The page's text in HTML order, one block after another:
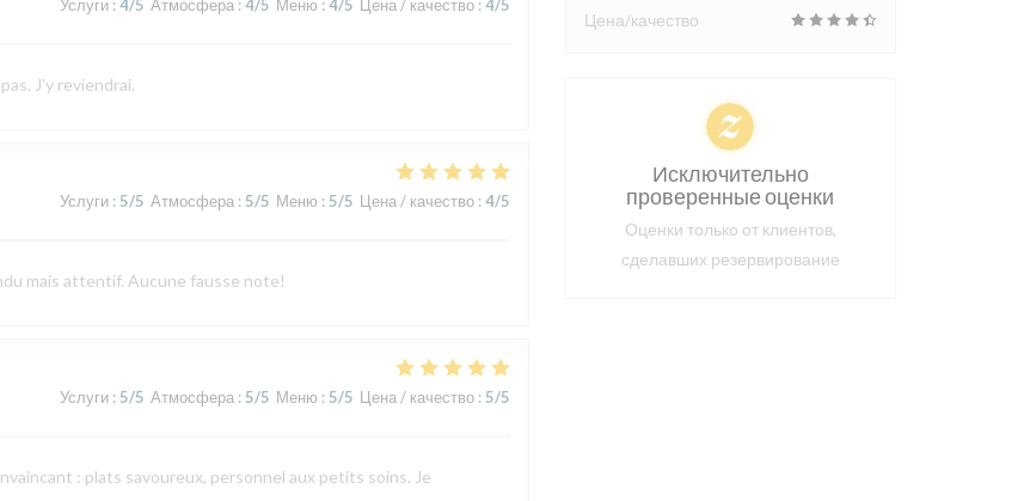
Услуги: 4/5 Атмосфера : 4/5 Меню : 4/5 Цена / качество: 4/5
J'y reviendrai.
Услуги: 5/5 Атмосфера : 5/5 Меню : 5/5 Цена / качество: 4/5
mais attentif. Aucune fausse note!
Услуги: 5/5 Атмосфера : 5/5 Меню : 5/5 Цена / качество: 5/5
: plats savoureux, personnel aux petits soins. Je
Цена/качество
Исключительно
проверенные оценки
Оценки только от клиентов,
сделавших резервирование